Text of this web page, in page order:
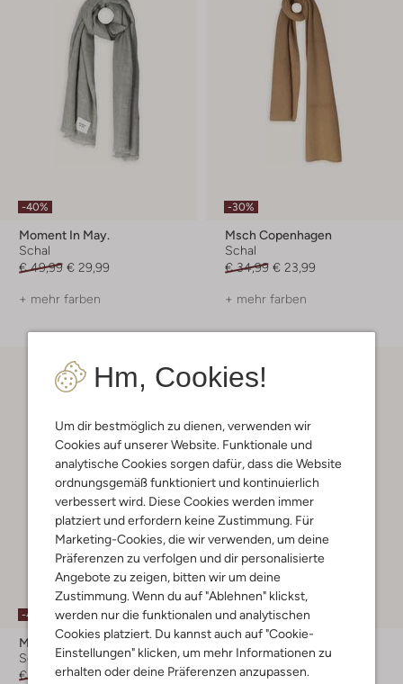
Hm, Cookies!
Um dir bestmöglich zu dienen, verwenden wir
Cookies auf unserer Website. Funktionale und
analytische Cookies sorgen dafür, dass die Website
ordnungsgemäß funktioniert und kontinuierlich
verbessert wird. Diese Cookies werden immer
platziert und erfordern keine Zustimmung. Für
Marketing-Cookies, die wir verwenden, um deine
Präferenzen zu verfolgen und dir personalisierte
Angebote zu zeigen, bitten wir um deine
Zustimmung. Wenn du auf "Ablehnen" klickst,
werden nur die funktionalen und analytischen
Cookies platziert. Du kannst auch auf "Cookie-
Einstellungen" klicken, um mehr Informationen zu
erhalten oder deine Präferenzen anzupassen.
-40%
Moment In May.
Schal
€ 49,99 € 29,99
+ mehr farben
-30%
Msch Copenhagen
Schal
€ 34,99 € 23,99
+ mehr farben
-40%
Moment In May.
Schal
€ 99,99 € 59,99
-40%
Moment In May.
Schal
€ 49,99 € 29,99